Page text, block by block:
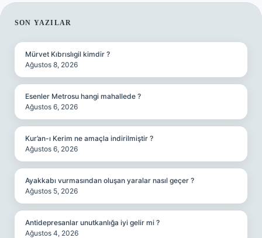
SIDEBAR
SON YAZILAR
Mürvet Kıbrıslıgil kimdir ?
Ağustos 8, 2026
Esenler Metrosu hangi mahallede ?
Ağustos 6, 2026
Kur’an-ı Kerim ne amaçla indirilmiştir ?
Ağustos 6, 2026
Ayakkabı vurmasından oluşan yaralar nasıl geçer ?
Ağustos 5, 2026
Antidepresanlar unutkanlığa iyi gelir mi ?
Ağustos 4, 2026